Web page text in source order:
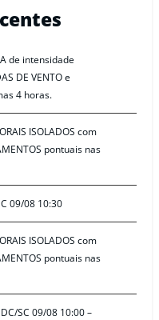
de intensidade
DE VENTO e
4 horas.
ISOLADOS com
pontuais nas
09/08 10:30
ISOLADOS com
pontuais nas
SC 09/08 10:00 –